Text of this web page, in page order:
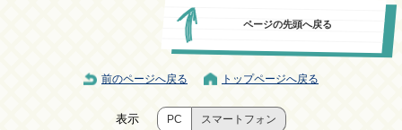
ページの先頭へ戻る
前のページへ戻る トップページへ戻る
表示 PC スマートフォン